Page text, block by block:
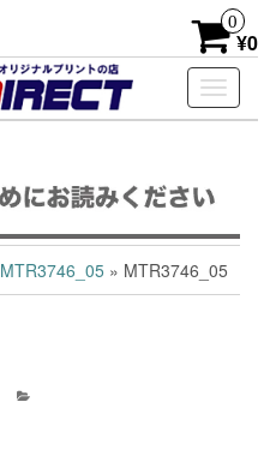
0
¥0
Toggle
MTR3746_05 » MTR3746_05